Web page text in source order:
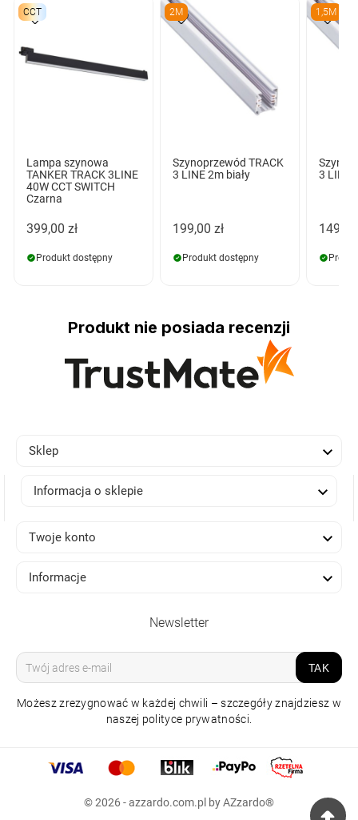
CCT
Lampa szynowa
TANKER TRACK 3LINE
40W CCT SWITCH
Czarna
399,00 zł
Produkt dostępny
2M
Szynoprzewód TRACK
3 LINE 2m biały
199,00 zł
Produkt dostępny
1,5M
3 LINE
149,00
Produkt nie posiada recenzji
LAMPA SZYNOWA
MONA TRACK 3LINE
Sklep 
Informacja o sklepie 
Twoje konto 
Informacje 
Newsletter
TAK
Możesz zrezygnować w każdej chwili – szczegóły znajdziesz w
naszej polityce prywatności.
© 2026 - azzardo.com.pl by AZzardo®